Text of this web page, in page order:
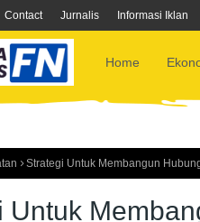
Contact Jurnalis Informasi Iklan
Home
Strategi Untuk Membangun
Untuk